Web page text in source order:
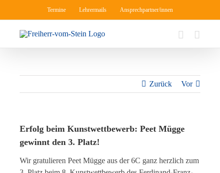
springen
Termine Lehrermails Ansprechpartner/innen
Zurück Vor
Erfolg beim Kunstwettbewerb: Peet Mügge
gewinnt den 3. Platz!
Wir gratulieren Peet Mügge aus der 6C ganz herzlich zum